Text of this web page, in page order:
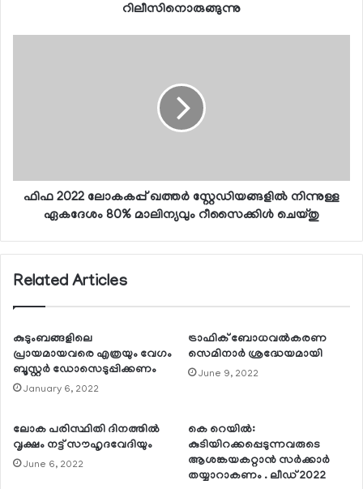
റിലീസിനൊരുങ്ങുന്നു
ഫിഫ 2022 ലോകകപ്പ് ഖത്തര്‍ സ്റ്റേഡിയങ്ങളില്‍ നിന്നുള്ള
ഏകദേശം 80% മാലിന്യവും റീസൈക്കിള്‍ ചെയ്തു
Related Articles
കുടുംബങ്ങളിലെ
പ്രായമായവരെ എത്രയും വേഗം
ബൂസ്റ്റര്‍ ഡോസെടുപ്പിക്കണം
January 6, 2022
ട്രാഫിക് ബോധവല്‍കരണ
സെമിനാര്‍ ശ്രദ്ധേയമായി
June 9, 2022
ലോക പരിസ്ഥിതി ദിനത്തില്‍
വൃക്ഷം നട്ട് സൗഹൃദവേദിയും
June 6, 2022
കെ റെയില്‍:
കുടിയിറക്കപ്പെടുന്നവരുടെ
ആശങ്കയകറ്റാന്‍ സര്‍ക്കാര്‍
തയ്യാറാകണം . ലീഡ് 2022